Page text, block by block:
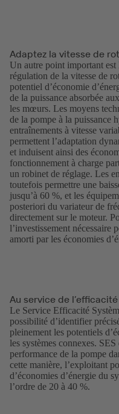
Adaptez la vitesse de
Un autre point important
régulation de la vitesse de
potentiel d’économie
de la puissance absorbée
les mœurs. Les moyens
de la pompe à la puissance
entraînements à vitesse
permettent l’adaptation
et induisent ainsi des
fonctionnement à charge
un robinet de réglage. Les
toutefois permettre une
jusqu’à 60 %, et les
posteriori du variateur de
directement sur le moteur.
l’investissement nécessaire
amorti par les économies
Au service de l’efficacité
Le Service Efficacité
possibilité d’identifier
pleinement les potentiels
les systèmes connexes.
performance de la pompe
cette manière, l’exploitant
d’économies d’énergie du
l’ordre de 20 à 40 %.